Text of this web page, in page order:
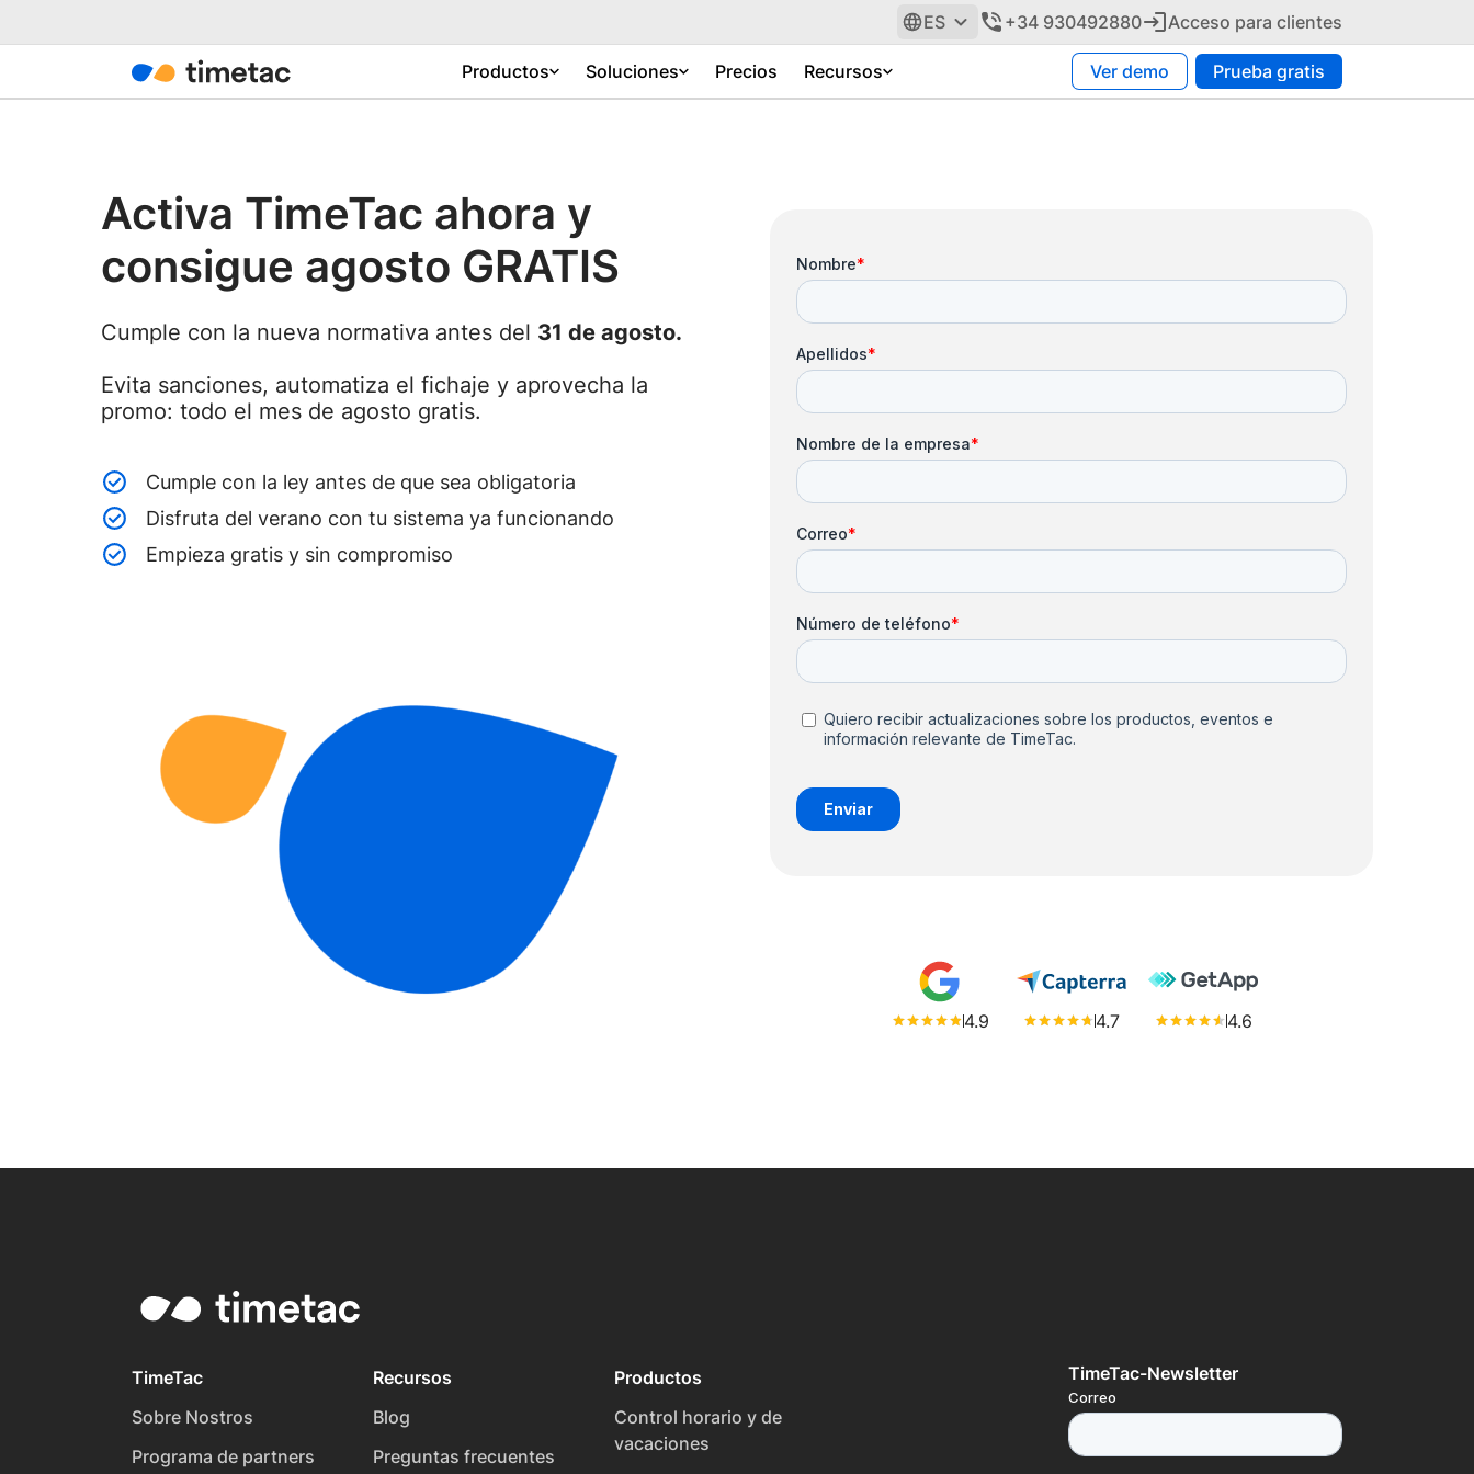
ES +34 930492880 Acceso para clientes
Productos Soluciones Precios Recursos Ver demo Prueba gratis
Activa TimeTac ahora y
consigue agosto GRATIS
Cumple con la nueva normativa antes del 31 de agosto.
Evita sanciones, automatiza el fichaje y aprovecha la
promo: todo el mes de agosto gratis.
Cumple con la ley antes de que sea obligatoria
Disfruta del verano con tu sistema ya funcionando
Empieza gratis y sin compromiso
4.9 4.7 4.6
TimeTac-Newsletter
TimeTac
Sobre Nostros
Programa de partners
Recursos
Blog
Preguntas frecuentes
Productos
Control horario y de
vacaciones